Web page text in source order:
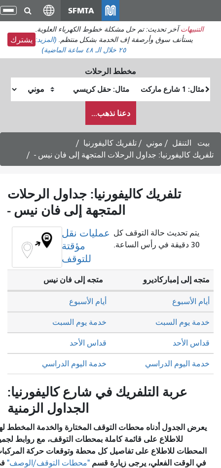
انتقل
إلى
المحتوى
الرئيسي
SFMTA
التنبيهات آخر تحديث: تم حل مشكلة خطوط الكهرباء العلوية.
يستأنف سوق وأرصفة إف الخدمة بشكل منتظم.(المزيد:
٢٥خلال الـ ٤٨ ساعة الماضية)
يشترك
مخطط الرحلات
البداية
أرغب
في
السفر
دعنا نذهب...
بيت التنقل موني
تلفريك كاليفورنيا
تلفريك كاليفورنيا: جداول الرحلات المتجهة إلى فان نيس -
تلفريك كاليفورنيا: جداول الرحلات
المتجهة إلى فان نيس -
عمليات نقل
مؤقتة
للتوقف
يتم تحديث حالة التوقف كل
30 دقيقة في رأس الساعة.
متجه إلى إمباركاديرو متجه إلى فان نيس
خدمة يوم السبت خدمة يوم السبت
قداس الأحد قداس الأحد
أيام الأسبوع أيام الأسبوع
خدمة اليوم الدراسي خدمة اليوم الدراسي
عربة التلفريك في شارع كاليفورنيا:
الجداول الزمنية
يعرض الجدول أدناه محطات التوقف المختارة والخدمة المخطط لها.
للاطلاع على قائمة كاملة بمحطات التوقف، مع روابط لجميع
المحطات للاطلاع على تفاصيل كل محطة وتوقعات حركة المركبات
في الوقت الفعلي، يرجى زيارة قسم"محطات التوقف/الوصف"في